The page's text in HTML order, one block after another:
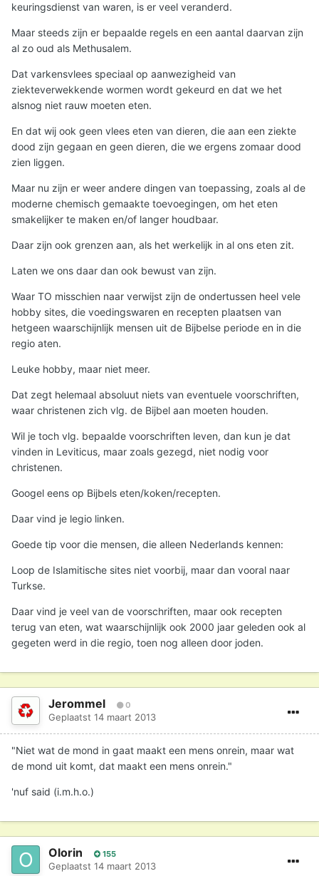
keuringsdienst van waren, is er veel veranderd.
Maar steeds zijn er bepaalde regels en een aantal daarvan zijn
al zo oud als Methusalem.
Dat varkensvlees speciaal op aanwezigheid van
ziekteverwekkende wormen wordt gekeurd en dat we het
alsnog niet rauw moeten eten.
En dat wij ook geen vlees eten van dieren, die aan een ziekte
dood zijn gegaan en geen dieren, die we ergens zomaar dood
zien liggen.
Maar nu zijn er weer andere dingen van toepassing, zoals al de
moderne chemisch gemaakte toevoegingen, om het eten
smakelijker te maken en/of langer houdbaar.
Daar zijn ook grenzen aan, als het werkelijk in al ons eten zit.
Laten we ons daar dan ook bewust van zijn.
Waar TO misschien naar verwijst zijn de ondertussen heel vele
hobby sites, die voedingswaren en recepten plaatsen van
hetgeen waarschijnlijk mensen uit de Bijbelse periode en in die
regio aten.
Leuke hobby, maar niet meer.
Dat zegt helemaal absoluut niets van eventuele voorschriften,
waar christenen zich vlg. de Bijbel aan moeten houden.
Wil je toch vlg. bepaalde voorschriften leven, dan kun je dat
vinden in Leviticus, maar zoals gezegd, niet nodig voor
christenen.
Googel eens op Bijbels eten/koken/recepten.
Daar vind je legio linken.
Goede tip voor die mensen, die alleen Nederlands kennen:
Loop de Islamitische sites niet voorbij, maar dan vooral naar
Turkse.
Daar vind je veel van de voorschriften, maar ook recepten
terug van eten, wat waarschijnlijk ook 2000 jaar geleden ook al
gegeten werd in die regio, toen nog alleen door joden.
Jerommel 0
Geplaatst 14 maart 2013
"Niet wat de mond in gaat maakt een mens onrein, maar wat
de mond uit komt, dat maakt een mens onrein."
'nuf said (i.m.h.o.)
Olorin 155
Geplaatst 14 maart 2013